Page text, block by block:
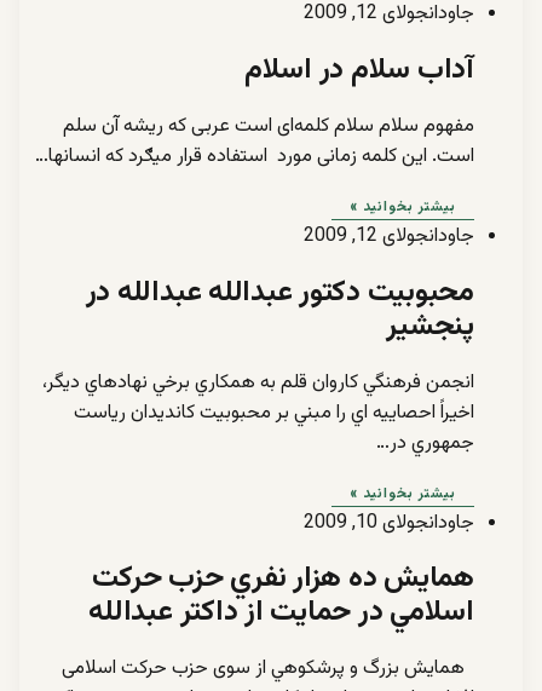
جاودانجولای 12, 2009
آداب سلام در اسلام
مفهوم سلام سلام کلمه‌ای است عربی که ریشه آن سلم
است. این کلمه زمانی مورد استفاده قرار میګرد که انسانها…
بیشتر بخوانید »
جاودانجولای 12, 2009
محبوبيت دكتور عبدالله عبدالله در
پنجشير
انجمن فرهنگي كاروان قلم به همكاري برخي نهادهاي ديگر،
اخيراً احصاييه اي را مبني بر محبوبيت كانديدان رياست
جمهوري در…
بیشتر بخوانید »
جاودانجولای 10, 2009
همايش ده هزار نفري حزب حركت
اسلامي در حمايت از داكتر عبدالله
همایش بزرگ و پرشکوهي از سوی حزب حرکت اسلامی